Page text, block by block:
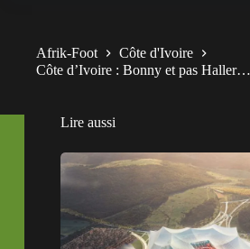
Afrik-Foot
Côte d'Ivoire
Côte d’Ivoire : Bonny et pas
Lire aussi